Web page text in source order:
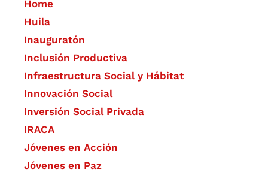
Home
Huila
Inauguratón
Inclusión Productiva
Infraestructura Social y Hábitat
​Innovación Social
Inversión Social Privada
IRACA
Jóvenes en Acción
Jóvenes en Paz